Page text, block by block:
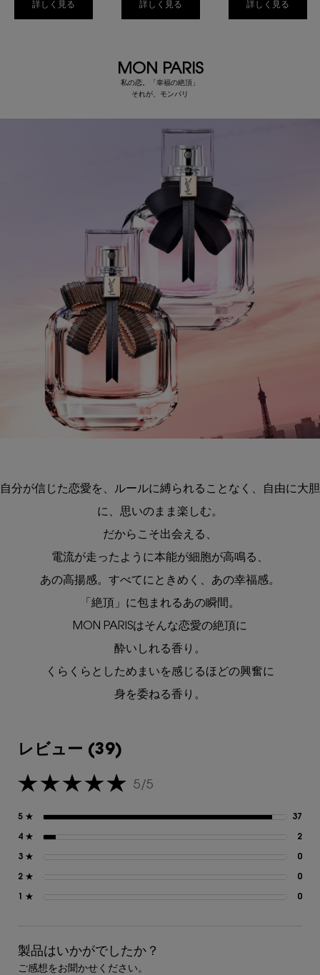
詳しく見る 詳しく見る 詳しく見る
MON PARIS
私の恋。「幸福の絶頂」
それが、モンパリ
自分が信じた恋愛を、ルールに縛られることなく、自由に大胆
に、思いのまま楽しむ。
だからこそ出会える、
電流が走ったように本能が細胞が高鳴る、
あの高揚感。すべてにときめく、あの幸福感。
「絶頂」に包まれるあの瞬間。
MON PARISはそんな恋愛の絶頂に
酔いしれる香り。
くらくらとしためまいを感じるほどの興奮に
身を委ねる香り。
レビュー (39)
5星中5。 5/5
5 ★ 37
4 ★ 2
3 ★ 0
2 ★ 0
1 ★ 0
製品はいかがでしたか？
ご感想をお聞かせください。